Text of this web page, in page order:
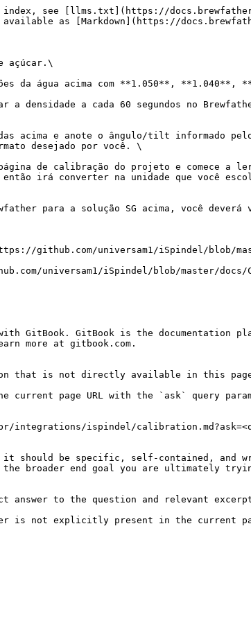
index, see [llms.txt](https://
available as [Markdown](https://
açúcar.\
da água acima com **1.050**,
a densidade a cada 60 segundos no
acima e anote o ângulo/tilt informado
desejado por você. \
de calibração do projeto e comece a
irá converter na unidade que você
para a solução SG acima, você
github.com/universam1/iSpindel/blob/
universam1/iSpindel/blob/master/docs/
GitBook. GitBook is the documentation
more at gitbook.com.
that is not directly available in this page,
current page URL with the `ask` query
integrations/ispindel/
it should be specific, self-contained, and
broader end goal you are ultimately
to the question and relevant
is not explicitly present in the